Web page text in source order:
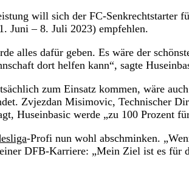
will sich der FC-Senkrechtstarter
Juni – 8. Juli 2023) empfehlen.
alles dafür geben. Es wäre der
dort helfen kann“, sagte
zum Einsatz kommen, wäre
Zvjezdan Misimovic, Technischer
Huseinbasic werde „zu 100 Prozent
-Profi nun wohl abschminken.
DFB-Karriere: „Mein Ziel ist es